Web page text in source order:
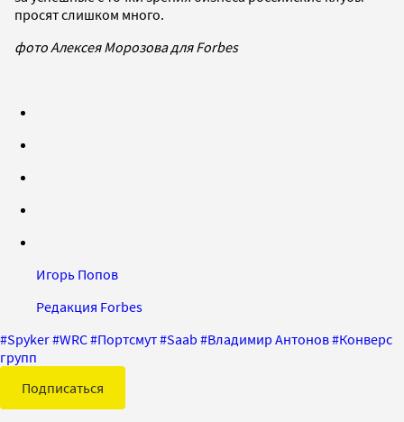
просят слишком много.
фото Алексея Морозова для Forbes
Игорь Попов
Редакция Forbes
#Spyker#WRC#Портсмут#Saab #Владимир Антонов#Конверс
групп
Подписаться